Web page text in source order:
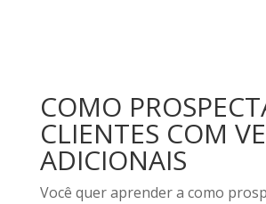
COMO
CLIENTES COM
ADICIONAIS
Você quer aprender a como